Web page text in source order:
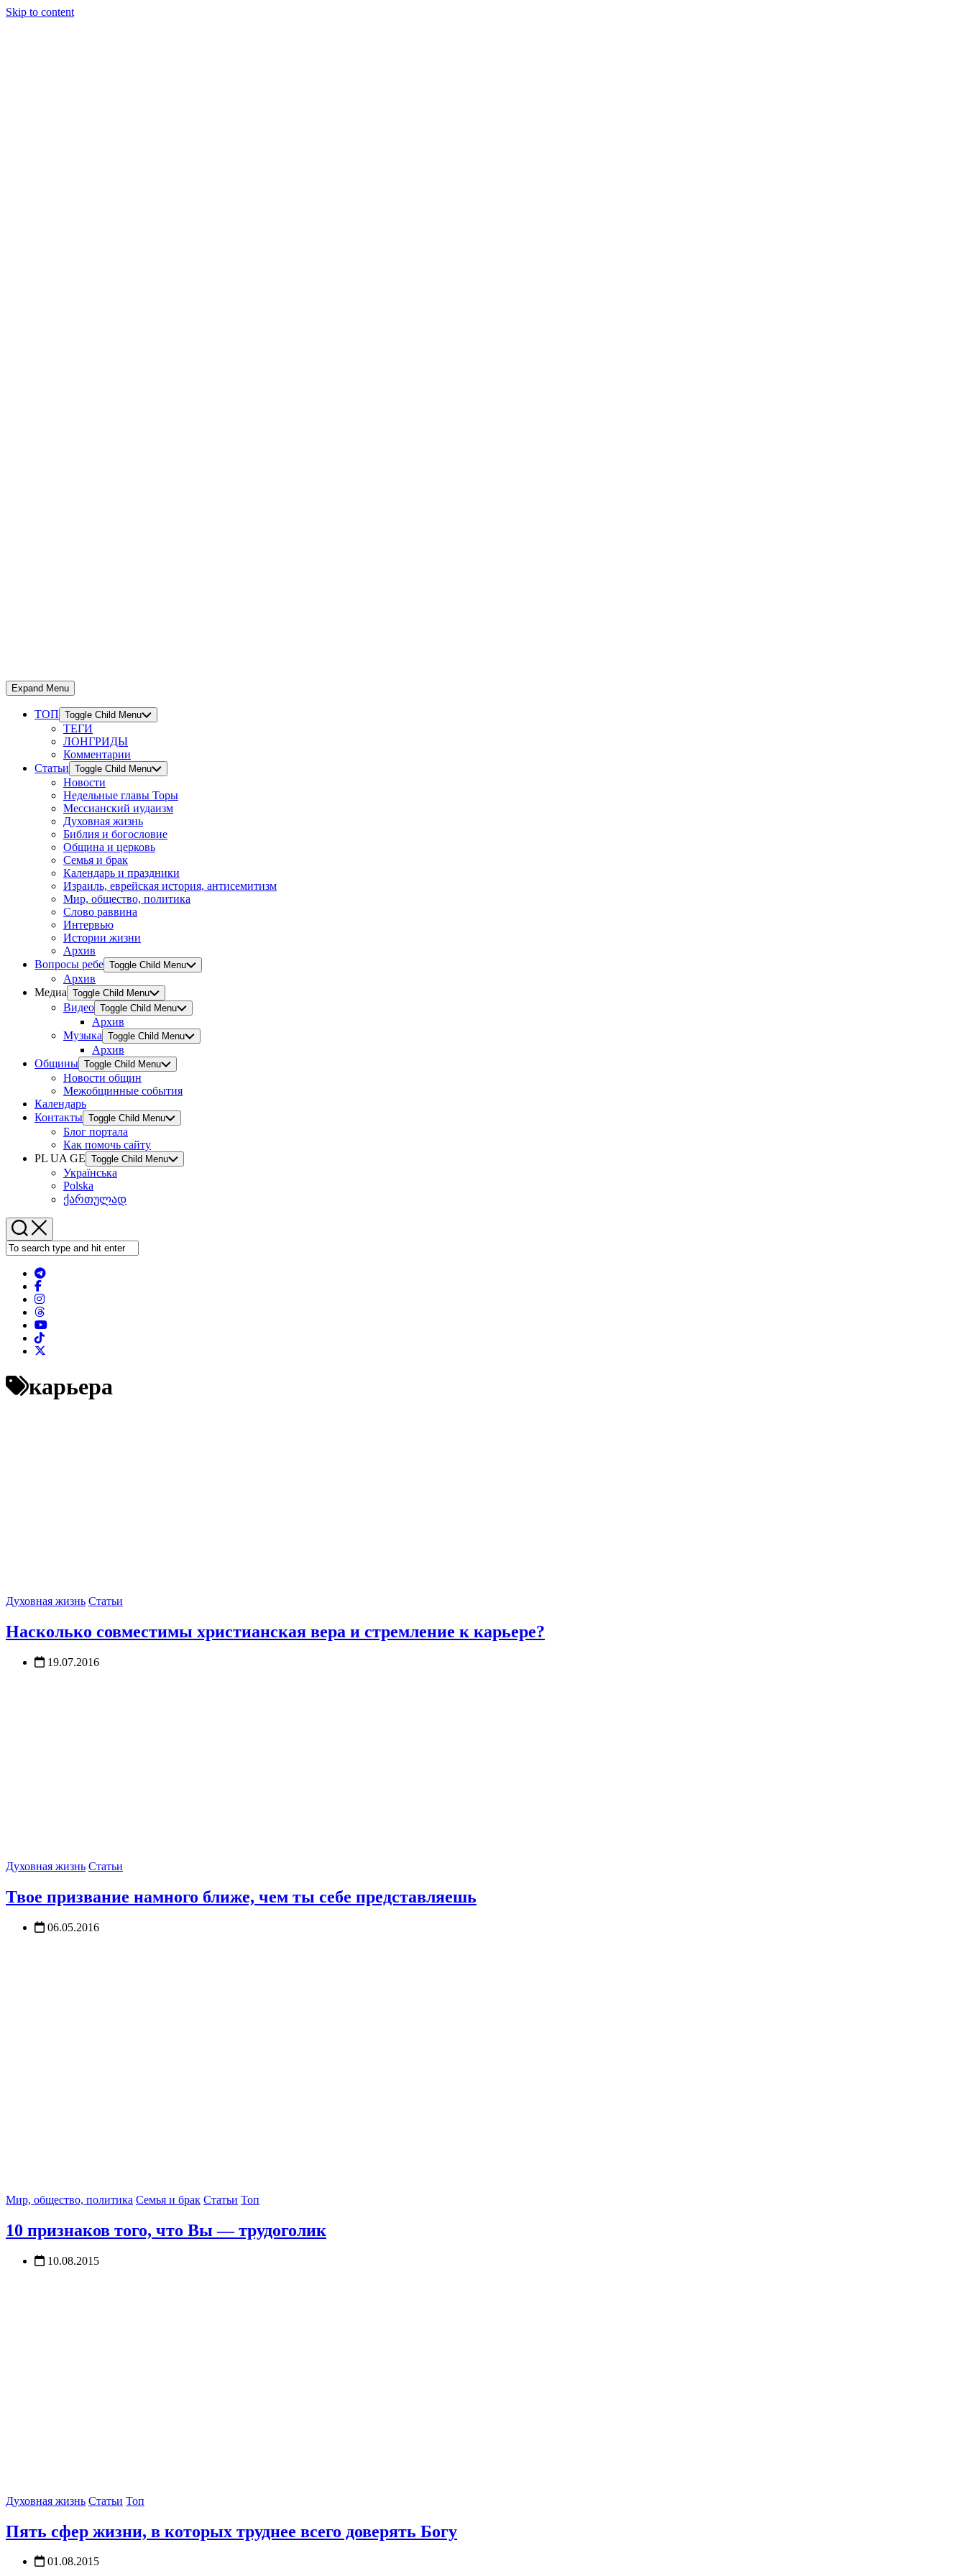
Skip to content
Expand Menu
ТОП Toggle Child Menu
ТЕГИ
ЛОНГРИДЫ
Комментарии
Статьи Toggle Child Menu
Новости
Недельные главы Торы
Мессианский иудаизм
Духовная жизнь
Библия и богословие
Община и церковь
Семья и брак
Календарь и праздники
Израиль, еврейская история, антисемитизм
Мир, общество, политика
Слово раввина
Интервью
Истории жизни
Архив
Вопросы ребе Toggle Child Menu
Архив
Медиа Toggle Child Menu
Видео Toggle Child Menu
Архив
Музыка Toggle Child Menu
Архив
Общины Toggle Child Menu
Новости общин
Межобщинные события
Календарь
Контакты Toggle Child Menu
Блог портала
Как помочь сайту
PL UA GE Toggle Child Menu
Українська
Polska
ქართულად
карьера
Духовная жизнь Статьи
Насколько совместимы христианская вера и стремление к карьере?
19.07.2016
Духовная жизнь Статьи
Твое призвание намного ближе, чем ты себе представляешь
06.05.2016
Мир, общество, политика Семья и брак Статьи Топ
10 признаков того, что Вы — трудоголик
10.08.2015
Духовная жизнь Статьи Топ
Пять сфер жизни, в которых труднее всего доверять Богу
01.08.2015